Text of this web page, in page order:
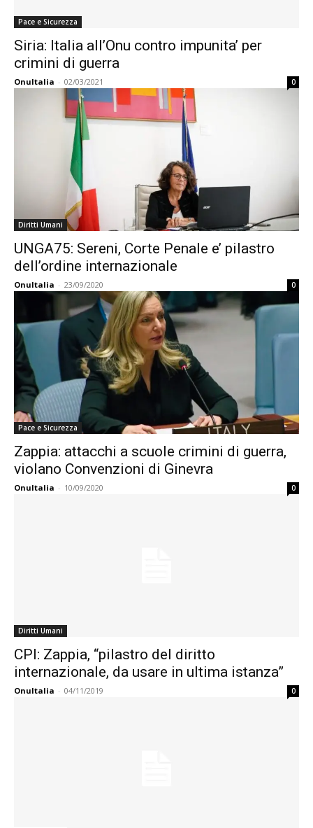
Pace e Sicurezza
Siria: Italia all’Onu contro impunita’ per
crimini di guerra
OnuItalia - 02/03/2021 0
Diritti Umani
UNGA75: Sereni, Corte Penale e’ pilastro
dell’ordine internazionale
OnuItalia - 23/09/2020 0
Pace e Sicurezza
Zappia: attacchi a scuole crimini di guerra,
violano Convenzioni di Ginevra
OnuItalia - 10/09/2020 0
Diritti Umani
CPI: Zappia, “pilastro del diritto
internazionale, da usare in ultima istanza”
OnuItalia - 04/11/2019 0